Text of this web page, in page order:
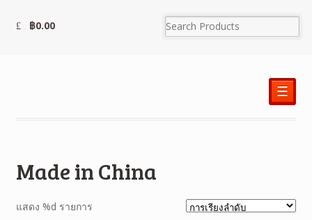
฿0.00
☰
Made in China
แสดง %d รายการ